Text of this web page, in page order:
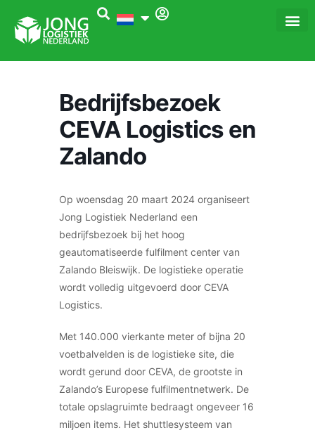
naar
inhoud
Bedrijfsbezoek
CEVA Logistics en
Zalando
Op woensdag 20 maart 2024 organiseert
Jong Logistiek Nederland een
bedrijfsbezoek bij het hoog
geautomatiseerde fulfilment center van
Zalando Bleiswijk. De logistieke operatie
wordt volledig uitgevoerd door CEVA
Logistics.
Met 140.000 vierkante meter of bijna 20
voetbalvelden is de logistieke site, die
wordt gerund door CEVA, de grootste in
Zalando’s Europese fulfilmentnetwerk. De
totale opslagruimte bedraagt ongeveer 16
miljoen items. Het shuttlesysteem van